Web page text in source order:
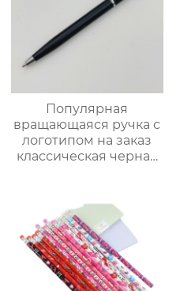
Популярная
вращающаяся ручка с
логотипом на заказ
классическая черная